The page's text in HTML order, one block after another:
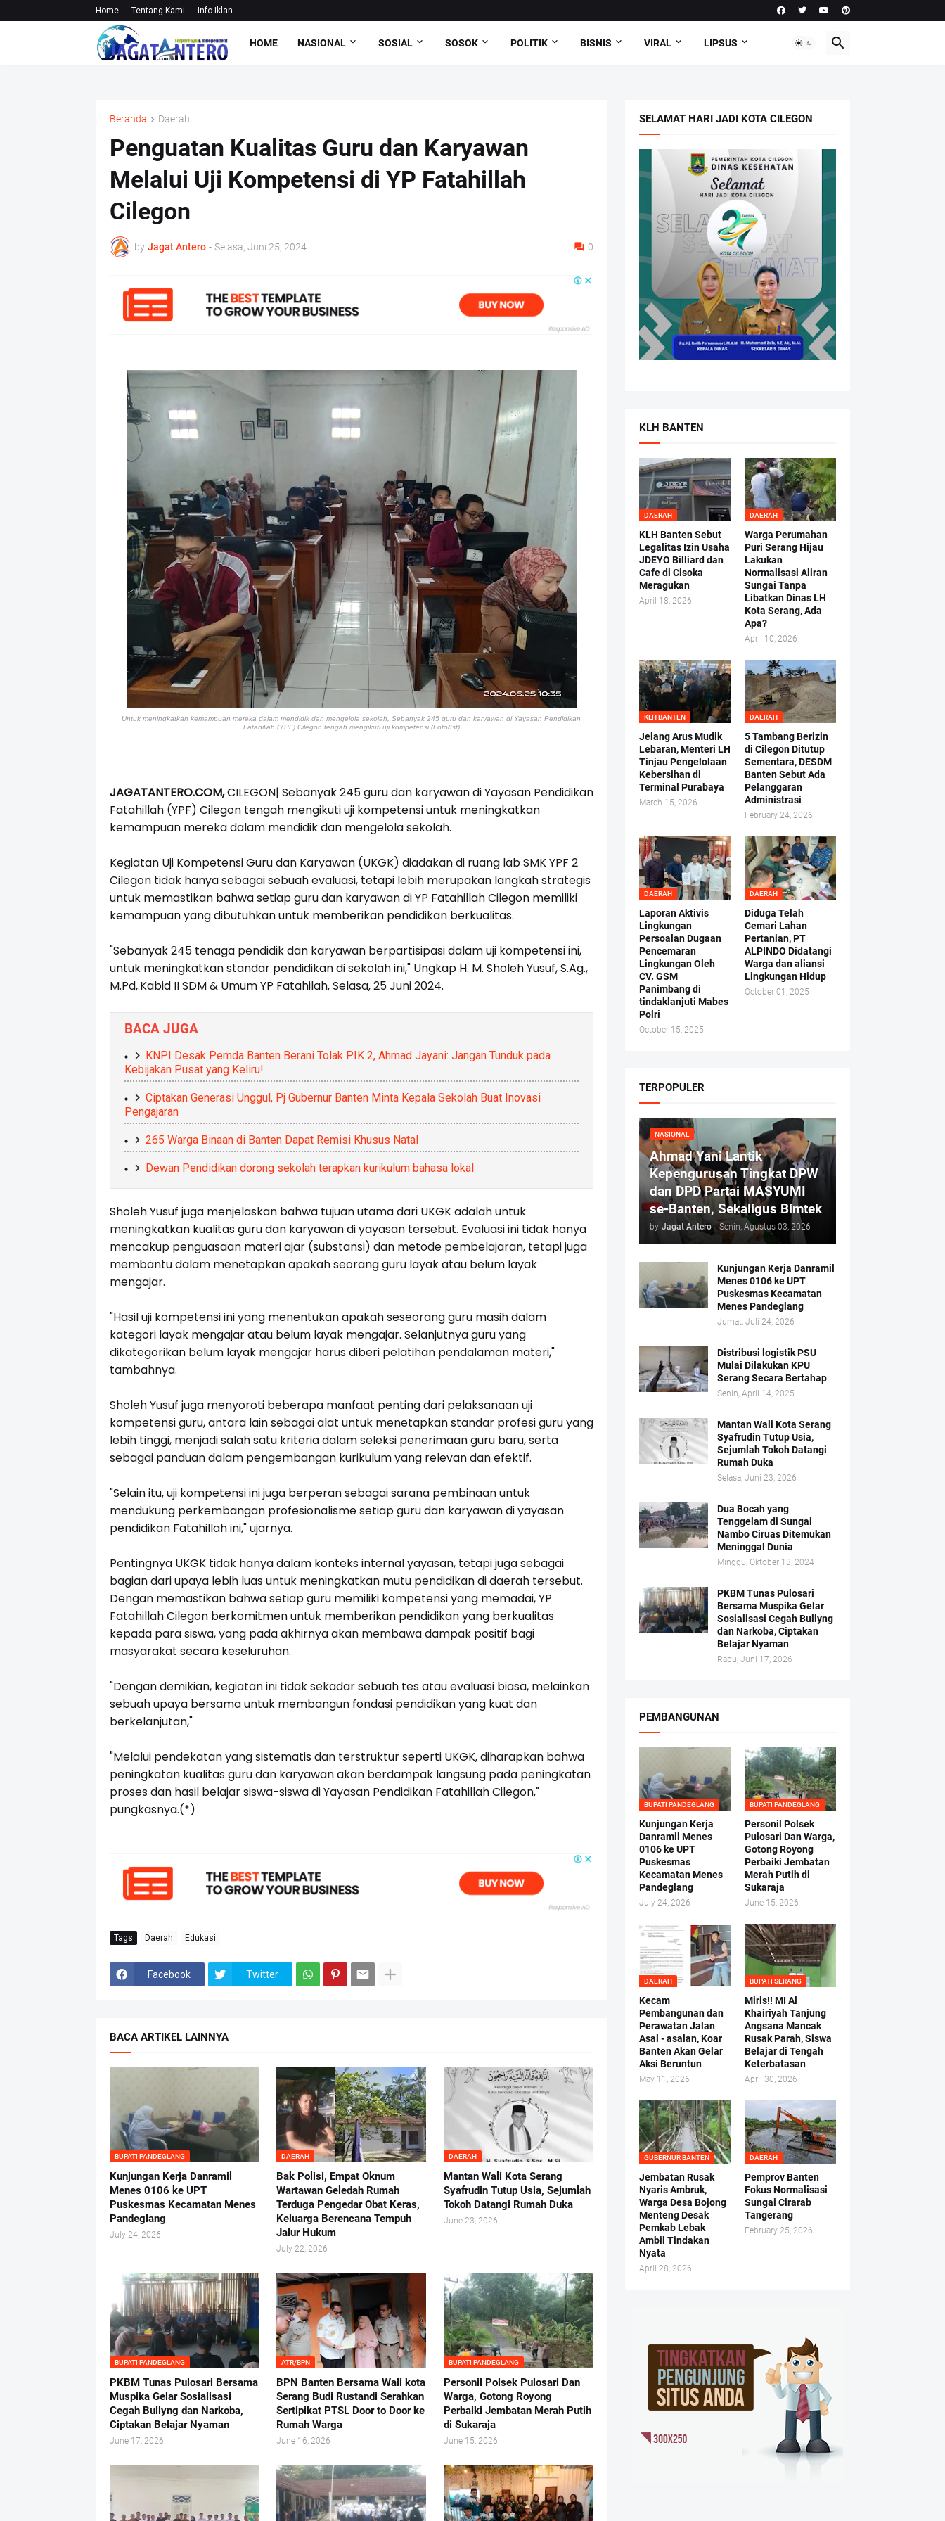
Home Tentang Kami Info Iklan
HOME NASIONAL SOSIAL SOSOK POLITIK BISNIS VIRAL LIPSUS
Beranda Daerah
Penguatan Kualitas Guru dan Karyawan
Melalui Uji Kompetensi di YP Fatahillah
Cilegon
by Jagat Antero - Selasa, Juni 25, 2024 0
Untuk meningkatkan kemampuan mereka dalam mendidik dan mengelola sekolah, Sebanyak 245 guru dan karyawan di Yayasan Pendidikan
Fatahillah (YPF) Cilegon tengah mengikuti uji kompetensi.(Foto/Ist)
JAGATANTERO.COM,CILEGON| Sebanyak 245 guru dan karyawan di Yayasan Pendidikan
Fatahillah (YPF) Cilegon tengah mengikuti uji kompetensi untuk meningkatkan
kemampuan mereka dalam mendidik dan mengelola sekolah.
Kegiatan Uji Kompetensi Guru dan Karyawan (UKGK) diadakan di ruang lab SMK YPF 2
Cilegon tidak hanya sebagai sebuah evaluasi, tetapi lebih merupakan langkah strategis
untuk memastikan bahwa setiap guru dan karyawan di YP Fatahillah Cilegon memiliki
kemampuan yang dibutuhkan untuk memberikan pendidikan berkualitas.
"Sebanyak 245 tenaga pendidik dan karyawan berpartisipasi dalam uji kompetensi ini,
untuk meningkatkan standar pendidikan di sekolah ini," Ungkap H. M. Sholeh Yusuf, S.Ag.,
M.Pd,.Kabid II SDM & Umum YP Fatahilah, Selasa, 25 Juni 2024.
BACA JUGA
KNPI Desak Pemda Banten Berani Tolak PIK 2, Ahmad Jayani: Jangan Tunduk pada
Kebijakan Pusat yang Keliru!
Ciptakan Generasi Unggul, Pj Gubernur Banten Minta Kepala Sekolah Buat Inovasi
Pengajaran
265 Warga Binaan di Banten Dapat Remisi Khusus Natal
Dewan Pendidikan dorong sekolah terapkan kurikulum bahasa lokal
Sholeh Yusuf juga menjelaskan bahwa tujuan utama dari UKGK adalah untuk
meningkatkan kualitas guru dan karyawan di yayasan tersebut. Evaluasi ini tidak hanya
mencakup penguasaan materi ajar (substansi) dan metode pembelajaran, tetapi juga
membantu dalam menetapkan apakah seorang guru layak atau belum layak
mengajar.
"Hasil uji kompetensi ini yang menentukan apakah seseorang guru masih dalam
kategori layak mengajar atau belum layak mengajar. Selanjutnya guru yang
dikategorikan belum layak mengajar harus diberi pelatihan pendalaman materi,"
tambahnya.
Sholeh Yusuf juga menyoroti beberapa manfaat penting dari pelaksanaan uji
kompetensi guru, antara lain sebagai alat untuk menetapkan standar profesi guru yang
lebih tinggi, menjadi salah satu kriteria dalam seleksi penerimaan guru baru, serta
sebagai panduan dalam pengembangan kurikulum yang relevan dan efektif.
"Selain itu, uji kompetensi ini juga berperan sebagai sarana pembinaan untuk
mendukung perkembangan profesionalisme setiap guru dan karyawan di yayasan
pendidikan Fatahillah ini," ujarnya.
Pentingnya UKGK tidak hanya dalam konteks internal yayasan, tetapi juga sebagai
bagian dari upaya lebih luas untuk meningkatkan mutu pendidikan di daerah tersebut.
Dengan memastikan bahwa setiap guru memiliki kompetensi yang memadai, YP
Fatahillah Cilegon berkomitmen untuk memberikan pendidikan yang berkualitas
kepada para siswa, yang pada akhirnya akan membawa dampak positif bagi
masyarakat secara keseluruhan.
"Dengan demikian, kegiatan ini tidak sekadar sebuah tes atau evaluasi biasa, melainkan
sebuah upaya bersama untuk membangun fondasi pendidikan yang kuat dan
berkelanjutan,"
"Melalui pendekatan yang sistematis dan terstruktur seperti UKGK, diharapkan bahwa
peningkatan kualitas guru dan karyawan akan berdampak langsung pada peningkatan
proses dan hasil belajar siswa-siswa di Yayasan Pendidikan Fatahillah Cilegon,"
pungkasnya.(*)
Tags Daerah Edukasi
Facebook Twitter
BACA ARTIKEL LAINNYA
BUPATI PANDEGLANG
Kunjungan Kerja Danramil
Menes 0106 ke UPT
Puskesmas Kecamatan Menes
Pandeglang
July 24, 2026
DAERAH
Bak Polisi, Empat Oknum
Wartawan Geledah Rumah
Terduga Pengedar Obat Keras,
Keluarga Berencana Tempuh
Jalur Hukum
July 22, 2026
DAERAH
Mantan Wali Kota Serang
Syafrudin Tutup Usia, Sejumlah
Tokoh Datangi Rumah Duka
June 23, 2026
BUPATI PANDEGLANG
PKBM Tunas Pulosari Bersama
Muspika Gelar Sosialisasi
Cegah Bullyng dan Narkoba,
Ciptakan Belajar Nyaman
June 17, 2026
ATR/BPN
BPN Banten Bersama Wali kota
Serang Budi Rustandi Serahkan
Sertipikat PTSL Door to Door ke
Rumah Warga
June 16, 2026
BUPATI PANDEGLANG
Personil Polsek Pulosari Dan
Warga, Gotong Royong
Perbaiki Jembatan Merah Putih
di Sukaraja
June 15, 2026
SELAMAT HARI JADI KOTA CILEGON
KLH BANTEN
DAERAH
KLH Banten Sebut
Legalitas Izin Usaha
JDEYO Billiard dan
Cafe di Cisoka
Meragukan
April 18, 2026
DAERAH
Warga Perumahan
Puri Serang Hijau
Lakukan
Normalisasi Aliran
Sungai Tanpa
Libatkan Dinas LH
Kota Serang, Ada
Apa?
April 10, 2026
KLH BANTEN
Jelang Arus Mudik
Lebaran, Menteri LH
Tinjau Pengelolaan
Kebersihan di
Terminal Purabaya
March 15, 2026
DAERAH
5 Tambang Berizin
di Cilegon Ditutup
Sementara, DESDM
Banten Sebut Ada
Pelanggaran
Administrasi
February 24, 2026
DAERAH
Laporan Aktivis
Lingkungan
Persoalan Dugaan
Pencemaran
Lingkungan Oleh
CV. GSM
Panimbang di
tindaklanjuti Mabes
Polri
October 15, 2025
DAERAH
Diduga Telah
Cemari Lahan
Pertanian, PT
ALPINDO Didatangi
Warga dan aliansi
Lingkungan Hidup
October 01, 2025
TERPOPULER
NASIONAL
Ahmad Yani Lantik
Kepengurusan Tingkat DPW
dan DPD Partai MASYUMI
se-Banten, Sekaligus Bimtek
by Jagat Antero - Senin, Agustus 03, 2026
Kunjungan Kerja Danramil
Menes 0106 ke UPT
Puskesmas Kecamatan
Menes Pandeglang
Jumat, Juli 24, 2026
Distribusi logistik PSU
Mulai Dilakukan KPU
Serang Secara Bertahap
Senin, April 14, 2025
Mantan Wali Kota Serang
Syafrudin Tutup Usia,
Sejumlah Tokoh Datangi
Rumah Duka
Selasa, Juni 23, 2026
Dua Bocah yang
Tenggelam di Sungai
Nambo Ciruas Ditemukan
Meninggal Dunia
Minggu, Oktober 13, 2024
PKBM Tunas Pulosari
Bersama Muspika Gelar
Sosialisasi Cegah Bullyng
dan Narkoba, Ciptakan
Belajar Nyaman
Rabu, Juni 17, 2026
PEMBANGUNAN
BUPATI PANDEGLANG
Kunjungan Kerja
Danramil Menes
0106 ke UPT
Puskesmas
Kecamatan Menes
Pandeglang
July 24, 2026
BUPATI PANDEGLANG
Personil Polsek
Pulosari Dan Warga,
Gotong Royong
Perbaiki Jembatan
Merah Putih di
Sukaraja
June 15, 2026
DAERAH
Kecam
Pembangunan dan
Perawatan Jalan
Asal - asalan, Koar
Banten Akan Gelar
Aksi Beruntun
May 11, 2026
BUPATI SERANG
Miris!! MI Al
Khairiyah Tanjung
Angsana Mancak
Rusak Parah, Siswa
Belajar di Tengah
Keterbatasan
April 30, 2026
GUBERNUR BANTEN
Jembatan Rusak
Nyaris Ambruk,
Warga Desa Bojong
Menteng Desak
Pemkab Lebak
Ambil Tindakan
Nyata
April 28, 2026
DAERAH
Pemprov Banten
Fokus Normalisasi
Sungai Cirarab
Tangerang
February 25, 2026